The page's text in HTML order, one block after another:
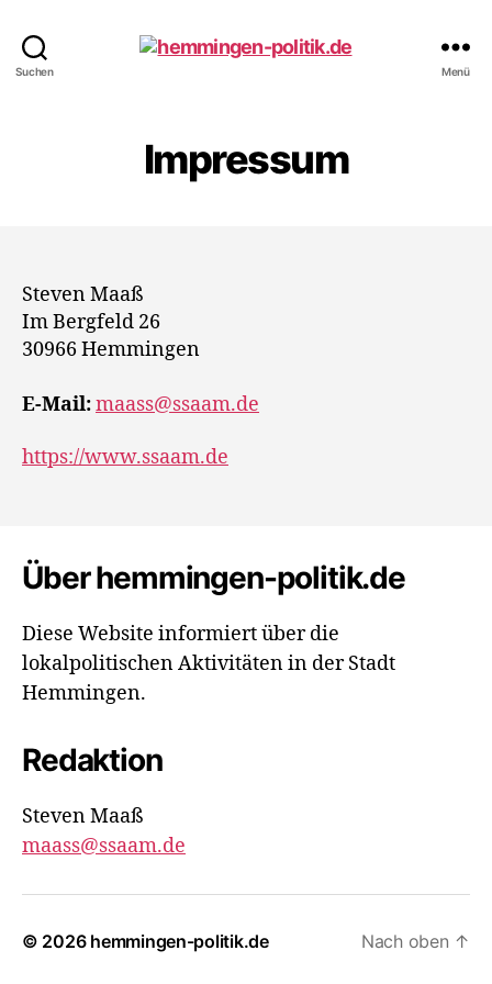
Suchen Menü
Impressum
Steven Maaß
Im Bergfeld 26
30966 Hemmingen
E-Mail:maass@ssaam.de
https://www.ssaam.de
Über hemmingen-politik.de
Diese Website informiert über die
lokalpolitischen Aktivitäten in der Stadt
Hemmingen.
Redaktion
Steven Maaß
maass@ssaam.de
© 2026 hemmingen-politik.de Nach oben ↑